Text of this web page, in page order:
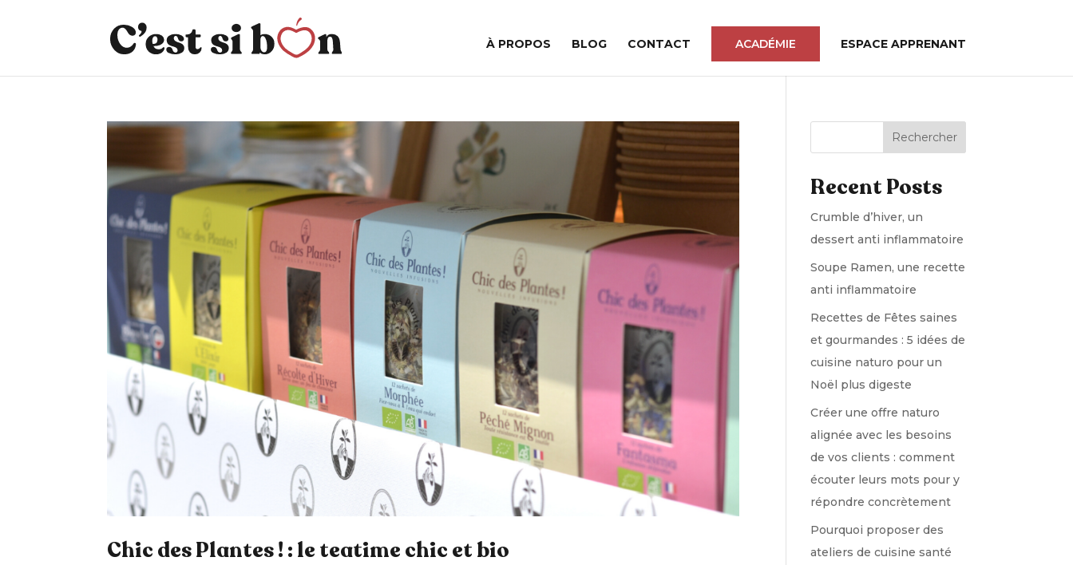
À PROPOS BLOG CONTACT ACADÉMIE ESPACE APPRENANT
Chic des Plantes ! : le teatime chic et bio
Rechercher
Recent Posts
Crumble d’hiver, un
dessert anti inflammatoire
Soupe Ramen, une recette
anti inflammatoire
Recettes de Fêtes saines
et gourmandes : 5 idées de
cuisine naturo pour un
Noël plus digeste
Créer une offre naturo
alignée avec les besoins
de vos clients : comment
écouter leurs mots pour y
répondre concrètement
Pourquoi proposer des
ateliers de cuisine santé